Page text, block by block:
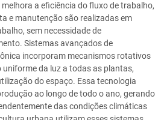
a eficiência do fluxo de trabalho,
e manutenção são realizadas em
sem necessidade de
Sistemas avançados de
incorporam mecanismos rotativos
da luz a todas as plantas,
do espaço. Essa tecnologia
ao longo de todo o ano, gerando
das condições climáticas